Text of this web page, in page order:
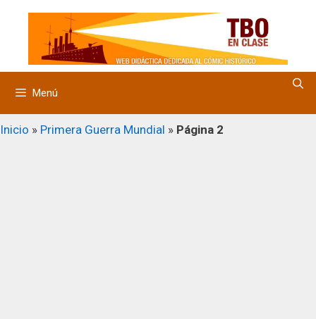
contenido
Menú
Inicio » Primera Guerra Mundial » Página 2